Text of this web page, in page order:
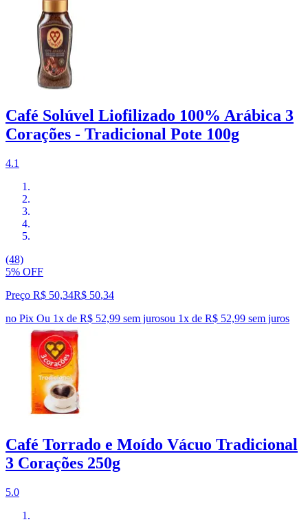
Café Solúvel Liofilizado 100% Arábica 3
Corações - Tradicional Pote 100g
4.1
(48)
5% OFF
Preço R$ 50,34R$ 50,34
no Pix Ou 1x de R$ 52,99 sem jurosou 1x de R$ 52,99 sem juros
Café Torrado e Moído Vácuo Tradicional
3 Corações 250g
5.0